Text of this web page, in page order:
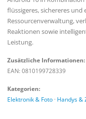
flüssigeres, sichereres
Ressourcenverwaltung,
Reaktionen sowie
Leistung.
Zusätzliche Informationen:
EAN: 0810199728339
Kategorien:
Elektronik & Foto · Handys &